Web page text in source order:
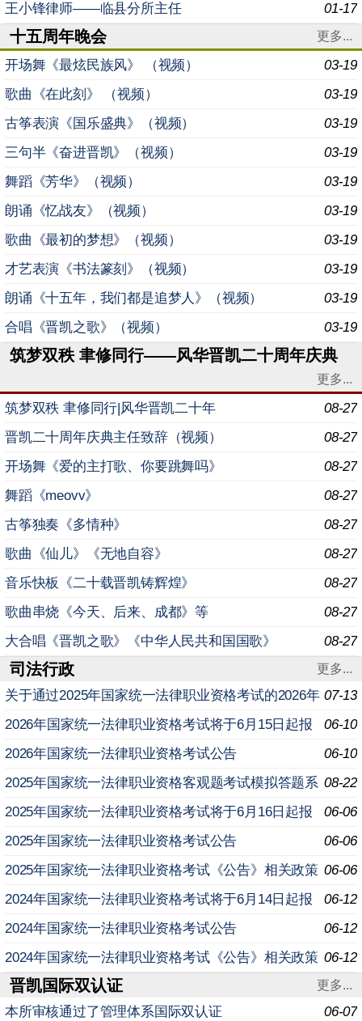
01-17
王小锋律师——临县分所主任
十五周年晚会 更多...
03-19
开场舞《最炫民族风》 （视频）
03-19
歌曲《在此刻》 （视频）
03-19
古筝表演《国乐盛典》（视频）
03-19
三句半《奋进晋凯》（视频）
03-19
舞蹈《芳华》（视频）
03-19
朗诵《忆战友》（视频）
03-19
歌曲《最初的梦想》（视频）
03-19
才艺表演《书法篆刻》（视频）
03-19
朗诵《十五年，我们都是追梦人》（视频）
03-19
合唱《晋凯之歌》（视频）
筑梦双秩 聿修同行——风华晋凯二十周年庆典
更多...
08-27
筑梦双秩 聿修同行|风华晋凯二十年
08-27
晋凯二十周年庆典主任致辞（视频）
08-27
开场舞《爱的主打歌、你要跳舞吗》
08-27
舞蹈《meovv》
08-27
古筝独奏《多情种》
08-27
歌曲《仙儿》《无地自容》
08-27
音乐快板《二十载晋凯铸辉煌》
08-27
歌曲串烧《今天、后来、成都》等
08-27
大合唱《晋凯之歌》《中华人民共和国国歌》
司法行政 更多...
07-13
关于通过2025年国家统一法律职业资格考试的2026年
应届毕业生申请授予法律职业资格相关事宜的公告
06-10
2026年国家统一法律职业资格考试将于6月15日起报
名
06-10
2026年国家统一法律职业资格考试公告
08-22
2025年国家统一法律职业资格客观题考试模拟答题系
统上线
06-06
2025年国家统一法律职业资格考试将于6月16日起报
名
06-06
2025年国家统一法律职业资格考试公告
06-06
2025年国家统一法律职业资格考试《公告》相关政策
规定问答
06-12
2024年国家统一法律职业资格考试将于6月14日起报
名
06-12
2024年国家统一法律职业资格考试公告
06-12
2024年国家统一法律职业资格考试《公告》相关政策
规定问答
晋凯国际双认证 更多...
06-07
本所审核通过了管理体系国际双认证